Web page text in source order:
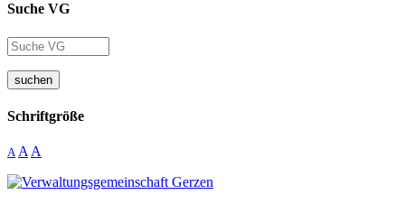
Suche VG
suchen
Schriftgröße
A A A